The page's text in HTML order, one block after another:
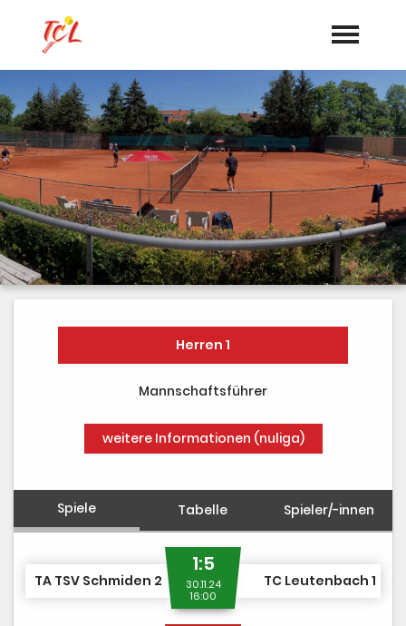
Startseite
Aktuelles
Termine
Vorstand
Dokumente
Sponsoren
Mannschaften
"Jetzt Mitglied werden"
Herren 1
Mannschaftsführer
weitere Informationen (nuliga)
Spiele Tabelle Spieler/-innen
TA TSV Schmiden 2
1:5
30.11.24
16:00
TC Leutenbach 1